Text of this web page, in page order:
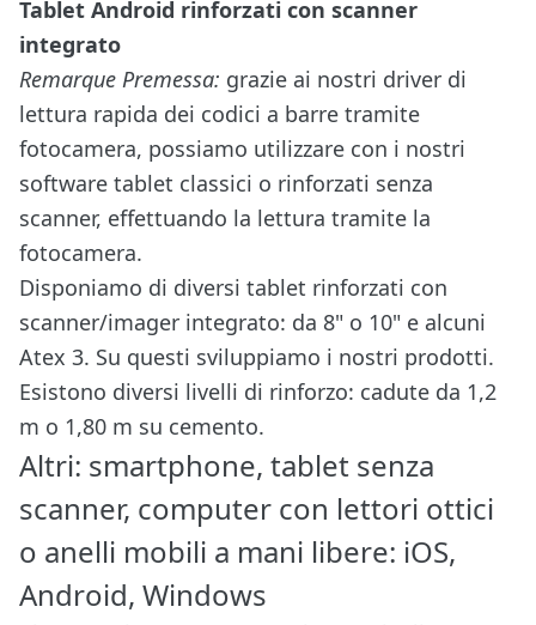
Tablet Android rinforzati con scanner
integrato
Remarque Premessa: grazie ai nostri driver di
lettura rapida dei codici a barre tramite
fotocamera, possiamo utilizzare con i nostri
software tablet classici o rinforzati senza
scanner, effettuando la lettura tramite la
fotocamera.
Disponiamo di diversi tablet rinforzati con
scanner/imager integrato: da 8" o 10" e alcuni
Atex 3. Su questi sviluppiamo i nostri prodotti.
Esistono diversi livelli di rinforzo: cadute da 1,2
m o 1,80 m su cemento.
Altri: smartphone, tablet senza
scanner, computer con lettori ottici
o anelli mobili a mani libere: iOS,
Android, Windows